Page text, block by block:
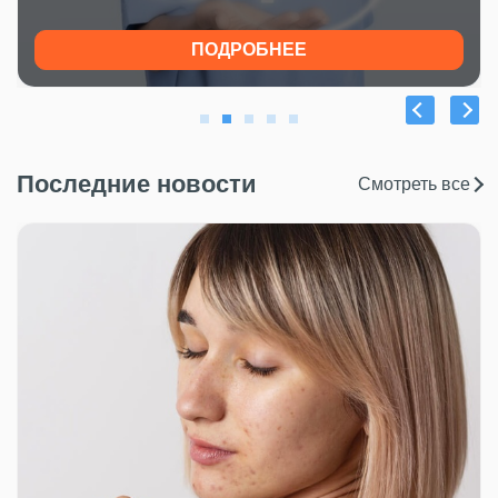
ПОДРОБНЕЕ
Последние новости Смотреть все